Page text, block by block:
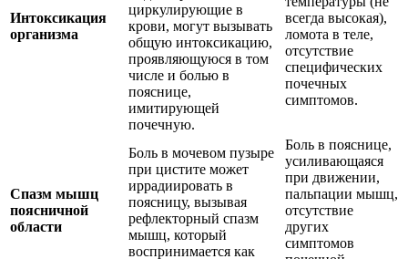
Интоксикация
организма
циркулирующие в
крови, могут вызывать
общую интоксикацию,
проявляющуюся в том
числе и болью в
пояснице,
имитирующей
почечную.
всегда высокая),
ломота в теле,
отсутствие
специфических
почечных
симптомов.
Спазм мышц
поясничной
области
Боль в мочевом пузыре
при цистите может
иррадиировать в
поясницу, вызывая
рефлекторный спазм
мышц, который
воспринимается как
Боль в пояснице,
усиливающаяся
при движении,
пальпации мышц,
отсутствие
других
симптомов